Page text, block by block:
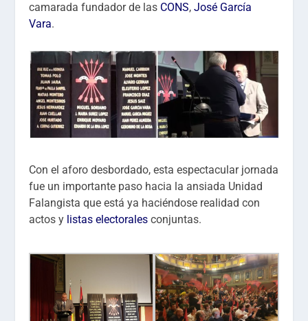
camarada fundador de las CONS,José García
Vara.
Con el aforo desbordado, esta espectacular jornada
fue un importante paso hacia la ansiada Unidad
Falangista que está ya haciéndose realidad con
actos y listas electorales conjuntas.